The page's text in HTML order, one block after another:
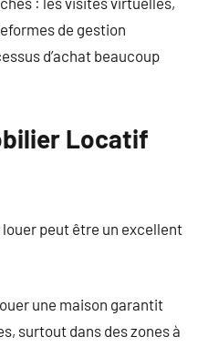
de gestion
d’achat beaucoup
Locatif
peut être un excellent
une maison garantit
surtout dans des zones à